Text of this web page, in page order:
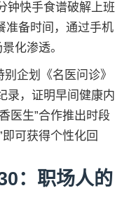
钟快手食谱破解上班
准备时间，通过手机
化渗透。
企划《名医问诊》
录，证明早间健康内
医生”合作推出时段
可获得个性化回
：职场人的